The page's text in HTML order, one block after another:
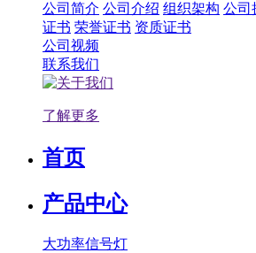
公司简介 公司介绍 组织架构 公司
证书 荣誉证书 资质证书
公司视频
联系我们
了解更多
首页
产品中心
大功率信号灯